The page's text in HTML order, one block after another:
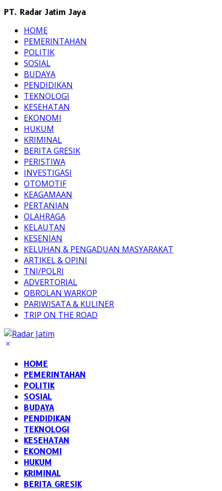
PT. Radar Jatim Jaya
HOME
PEMERINTAHAN
POLITIK
SOSIAL
BUDAYA
PENDIDIKAN
TEKNOLOGI
KESEHATAN
EKONOMI
HUKUM
KRIMINAL
BERITA GRESIK
PERISTIWA
INVESTIGASI
OTOMOTIF
KEAGAMAAN
PERTANIAN
OLAHRAGA
KELAUTAN
KESENIAN
KELUHAN & PENGADUAN MASYARAKAT
ARTIKEL & OPINI
TNI/POLRI
ADVERTORIAL
OBROLAN WARKOP
PARIWISATA & KULINER
TRIP ON THE ROAD
HOME
PEMERINTAHAN
POLITIK
SOSIAL
BUDAYA
PENDIDIKAN
TEKNOLOGI
KESEHATAN
EKONOMI
HUKUM
KRIMINAL
BERITA GRESIK